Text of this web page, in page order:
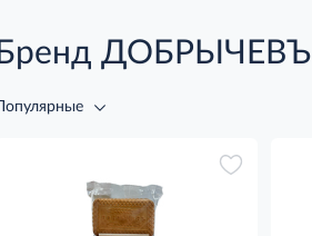
Бренд ДОБРЫЧЕВЪ
Популярные